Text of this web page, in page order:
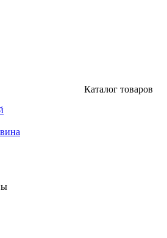
Каталог товаров